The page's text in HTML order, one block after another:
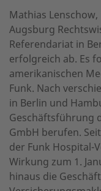
Mathias
Augsburg
Referendariat in
erfolgreich ab. Es
amerikanischen
Funk. Nach
in Berlin und
Geschäftsführung
GmbH berufen.
der Funk Hospital-
Wirkung zum 1.
hinaus die